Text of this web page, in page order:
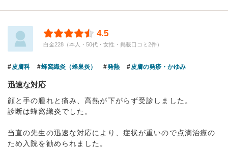
4.5
白金228（本人・50代・女性・掲載口コミ2件）
皮膚科 蜂窩織炎（蜂巣炎） 発熱 皮膚の発疹・かゆみ
迅速な対応
顔と手の腫れと痛み、高熱が下がらず受診しました。
診断は蜂窩織炎でした。
当直の先生の迅速な対応により、症状が重いので点滴治療の
ため入院を勧められました。